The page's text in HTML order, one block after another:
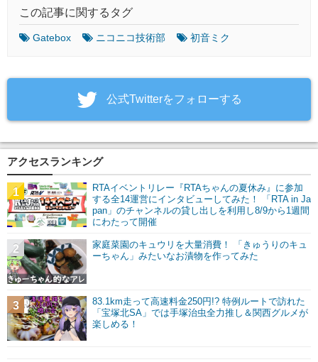
この記事に関するタグ
Gatebox ニコニコ技術部 初音ミク
‎公式Twitterをフォローする
アクセスランキング
RTAイベントリレー『RTAちゃんの夏休み』に参加
する全14運営にインタビューしてみた！ 「RTA in Ja
pan」のチャンネルの貸し出しを利用し8/9から1週間
にわたって開催
1
家庭菜園のキュウリを大量消費！ 「きゅうりのキュ
ーちゃん」みたいなお漬物を作ってみた
2
83.1km走って高速料金250円!? 特例ルートで訪れた
「宝塚北SA」では手塚治虫全力推し＆関西グルメが
楽しめる！
3